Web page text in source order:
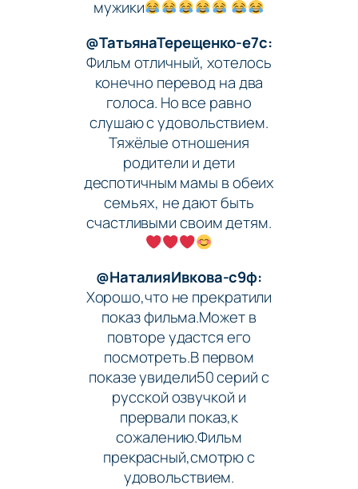
мужики
@ТатьянаТерещенко-е7с:
Фильм отличный, хотелось
конечно перевод на два
голоса. Но все равно
слушаю с удовольствием.
Тяжёлые отношения
родители и дети
деспотичным мамы в обеих
семьях, не дают быть
счастливыми своим детям.
@НаталияИвкова-с9ф:
Хорошо,что не прекратили
показ фильма.Может в
повторе удастся его
посмотреть.В первом
показе увидели50 серий с
русской озвучкой и
прервали показ,к
сожалению.Фильм
прекрасный,смотрю с
удовольствием.